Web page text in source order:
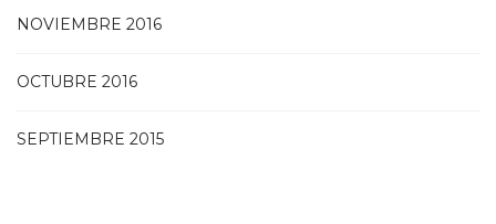
NOVIEMBRE 2016
OCTUBRE 2016
SEPTIEMBRE 2015